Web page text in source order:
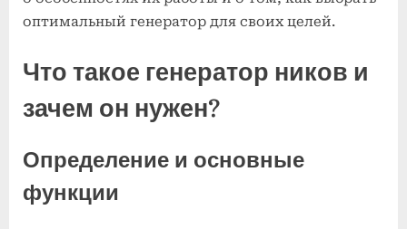
оптимальный генератор для своих целей.
Что такое генератор ников и
зачем он нужен?
Определение и основные
функции